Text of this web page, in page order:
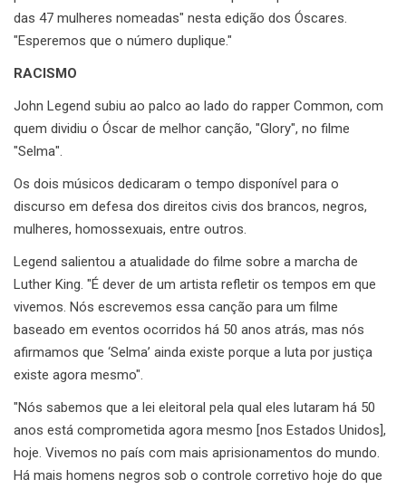
das 47 mulheres nomeadas" nesta edição dos Óscares.
"Esperemos que o número duplique."
RACISMO
John Legend subiu ao palco ao lado do rapper Common, com
quem dividiu o Óscar de melhor canção, "Glory", no filme
"Selma".
Os dois músicos dedicaram o tempo disponível para o
discurso em defesa dos direitos civis dos brancos, negros,
mulheres, homossexuais, entre outros.
Legend salientou a atualidade do filme sobre a marcha de
Luther King. "É dever de um artista refletir os tempos em que
vivemos. Nós escrevemos essa canção para um filme
baseado em eventos ocorridos há 50 anos atrás, mas nós
afirmamos que ‘Selma’ ainda existe porque a luta por justiça
existe agora mesmo".
"Nós sabemos que a lei eleitoral pela qual eles lutaram há 50
anos está comprometida agora mesmo [nos Estados Unidos],
hoje. Vivemos no país com mais aprisionamentos do mundo.
Há mais homens negros sob o controle corretivo hoje do que